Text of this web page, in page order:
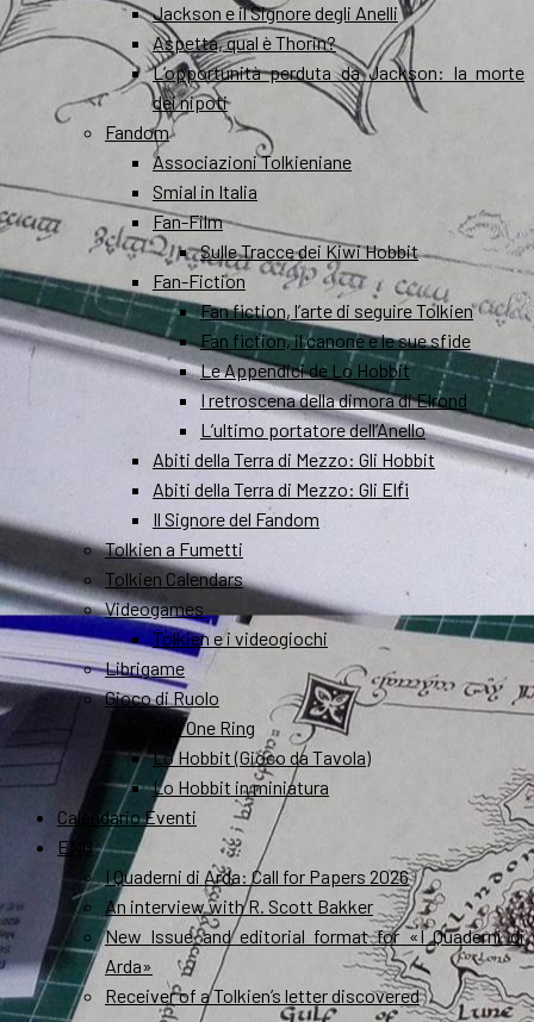
Jackson e il Signore degli Anelli
Aspetta, qual è Thorin?
L’opportunità perduta da Jackson: la morte
dei nipoti
Fandom
Associazioni Tolkieniane
Smial in Italia
Fan-Film
Sulle Tracce dei Kiwi Hobbit
Fan-Fiction
Fan fiction, l’arte di seguire Tolkien
Fan fiction, il canone e le sue sfide
Le Appendici de Lo Hobbit
I retroscena della dimora di Elrond
L’ultimo portatore dell’Anello
Abiti della Terra di Mezzo: Gli Hobbit
Abiti della Terra di Mezzo: Gli Elfi
Il Signore del Fandom
Tolkien a Fumetti
Tolkien Calendars
Videogames
Tolkien e i videogiochi
Librigame
Gioco di Ruolo
The One Ring
Lo Hobbit (Gioco da Tavola)
Lo Hobbit in miniatura
Calendario Eventi
ENG
I Quaderni di Arda: Call for Papers 2026
An interview with R. Scott Bakker
New Issue and editorial format for «I Quaderni di
Arda»
Receiver of a Tolkien’s letter discovered